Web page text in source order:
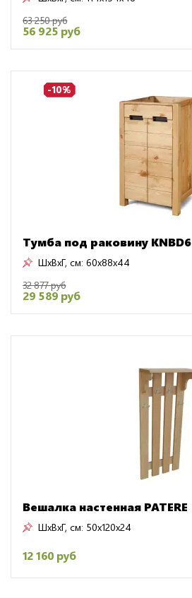
63 250 руб
56 925 руб
-10%
Тумба под раковину KNBD6
ШxВxГ, см: 60x88x44
32 877 руб
29 589 руб
Вешалка настенная PATERE
ШxВxГ, см: 50x120x24
12 160 руб